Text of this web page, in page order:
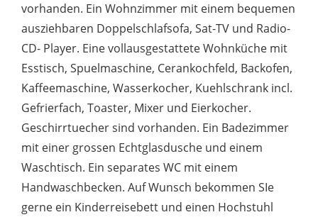
vorhanden. Ein Wohnzimmer mit einem bequemen
ausziehbaren Doppelschlafsofa, Sat-TV und Radio-
CD- Player. Eine vollausgestattete Wohnküche mit
Esstisch, Spuelmaschine, Cerankochfeld, Backofen,
Kaffeemaschine, Wasserkocher, Kuehlschrank incl.
Gefrierfach, Toaster, Mixer und Eierkocher.
Geschirrtuecher sind vorhanden. Ein Badezimmer
mit einer grossen Echtglasdusche und einem
Waschtisch. Ein separates WC mit einem
Handwaschbecken. Auf Wunsch bekommen SIe
gerne ein Kinderreisebett und einen Hochstuhl